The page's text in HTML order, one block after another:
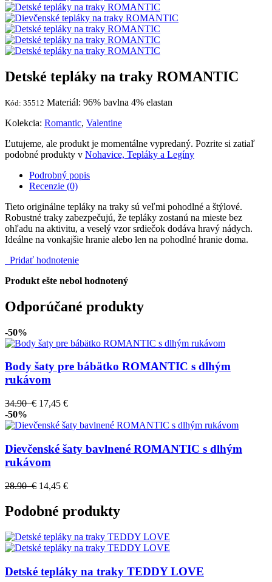
Detské tepláky na traky ROMANTIC
Kód: 35512 Materiál: 96% bavlna 4% elastan
Kolekcia: Romantic, Valentine
Ľutujeme, ale produkt je momentálne vypredaný. Pozrite si zatiaľ
podobné produkty v Nohavice, Tepláky a Legíny
Podrobný popis
Recenzie (0)
Tieto originálne tepláky na traky sú veľmi pohodlné a štýlové.
Robustné traky zabezpečujú, že tepláky zostanú na mieste bez
ohľadu na aktivitu, a veselý vzor srdiečok dodáva hravý nádych.
Ideálne na vonkajšie hranie alebo len na pohodlné hranie doma.
Pridať hodnotenie
Produkt ešte nebol hodnotený
Odporúčané produkty
-50%
Body šaty pre bábätko ROMANTIC s dlhým
rukávom
34.90 € 17,45 €
-50%
Dievčenské šaty bavlnené ROMANTIC s dlhým
rukávom
28.90 € 14,45 €
Podobné produkty
Detské tepláky na traky TEDDY LOVE